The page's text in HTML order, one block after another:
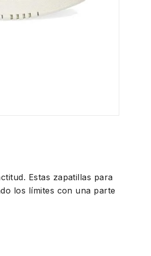
Estas zapatillas para
los límites con una parte